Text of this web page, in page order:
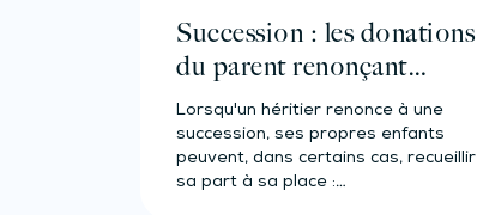
Succession : les donations
du parent renonçant
comptent-elles ?
Lorsqu'un héritier renonce à une
succession, ses propres enfants
peuvent, dans certains cas, recueillir
sa part à sa place :…